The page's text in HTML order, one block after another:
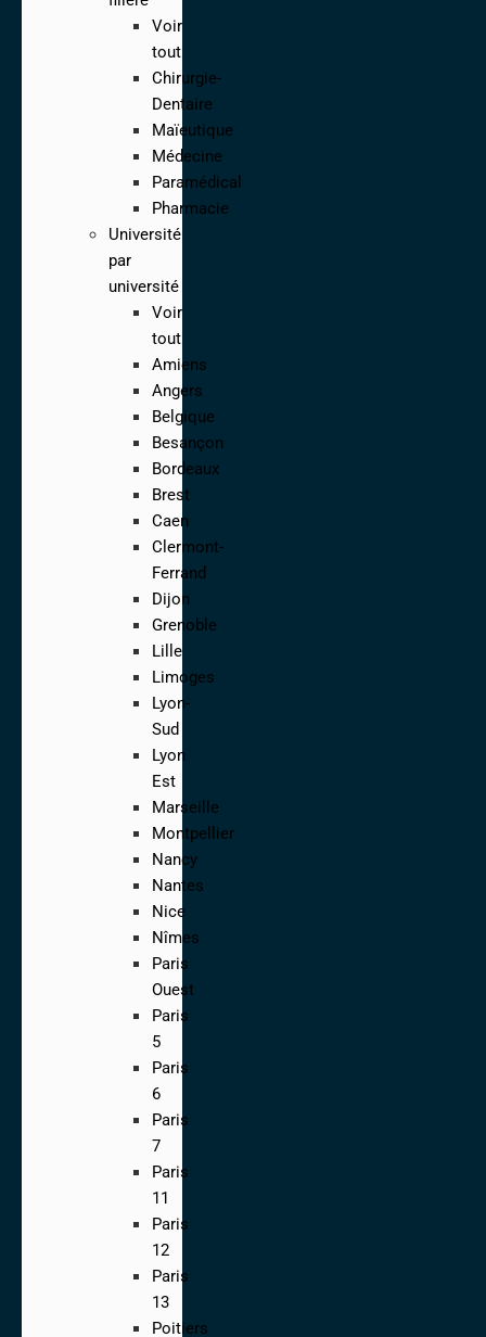
Voir
tout
Chirurgie-
Dentaire
Maïeutique
Médecine
Paramédical
Pharmacie
Université
par
université
Voir
tout
Amiens
Angers
Belgique
Besançon
Bordeaux
Brest
Caen
Clermont-
Ferrand
Dijon
Grenoble
Lille
Limoges
Lyon-
Sud
Lyon
Est
Marseille
Montpellier
Nancy
Nantes
Nice
Nîmes
Paris
Ouest
Paris
5
Paris
6
Paris
7
Paris
11
Paris
12
Paris
13
Poitiers